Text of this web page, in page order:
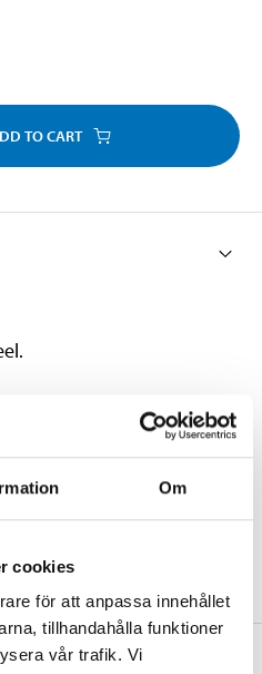
Om
cookies
för att anpassa innehållet
tillhandahålla funktioner
vår trafik. Vi
TO CART